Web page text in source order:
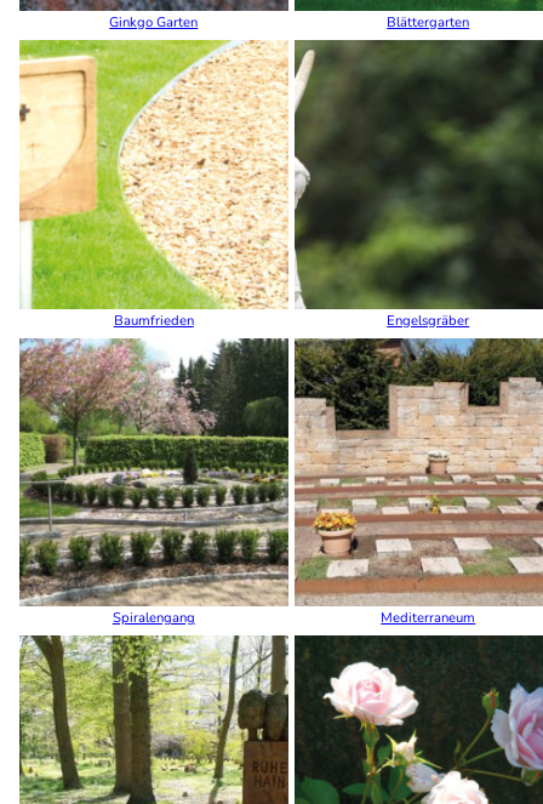
Ginkgo Garten Blättergarten
Baumfrieden Engelsgräber
Spiralengang Mediterraneum